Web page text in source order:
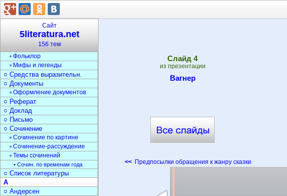
Cлайд 4
из презентации
Вагнер
<< Предпосылки обращения к жанру сказки
Сайт
5literatura.net
156 тем
▫ Загадки
Текст
○ Типы текста
○ Анализ текста
○ Стили речи
▫ Фольклор
▫ Мифы и легенды
○ Средства выразительн.
○ Документы
▫ Оформление документов
○ Реферат
○ Доклад
○ Письмо
○ Сочинение
▫ Сочинение по картине
▫ Сочинение-рассуждение
▫ Темы сочинений
• Сочин. по временам года
○ Список литературы
А
○ Андерсен